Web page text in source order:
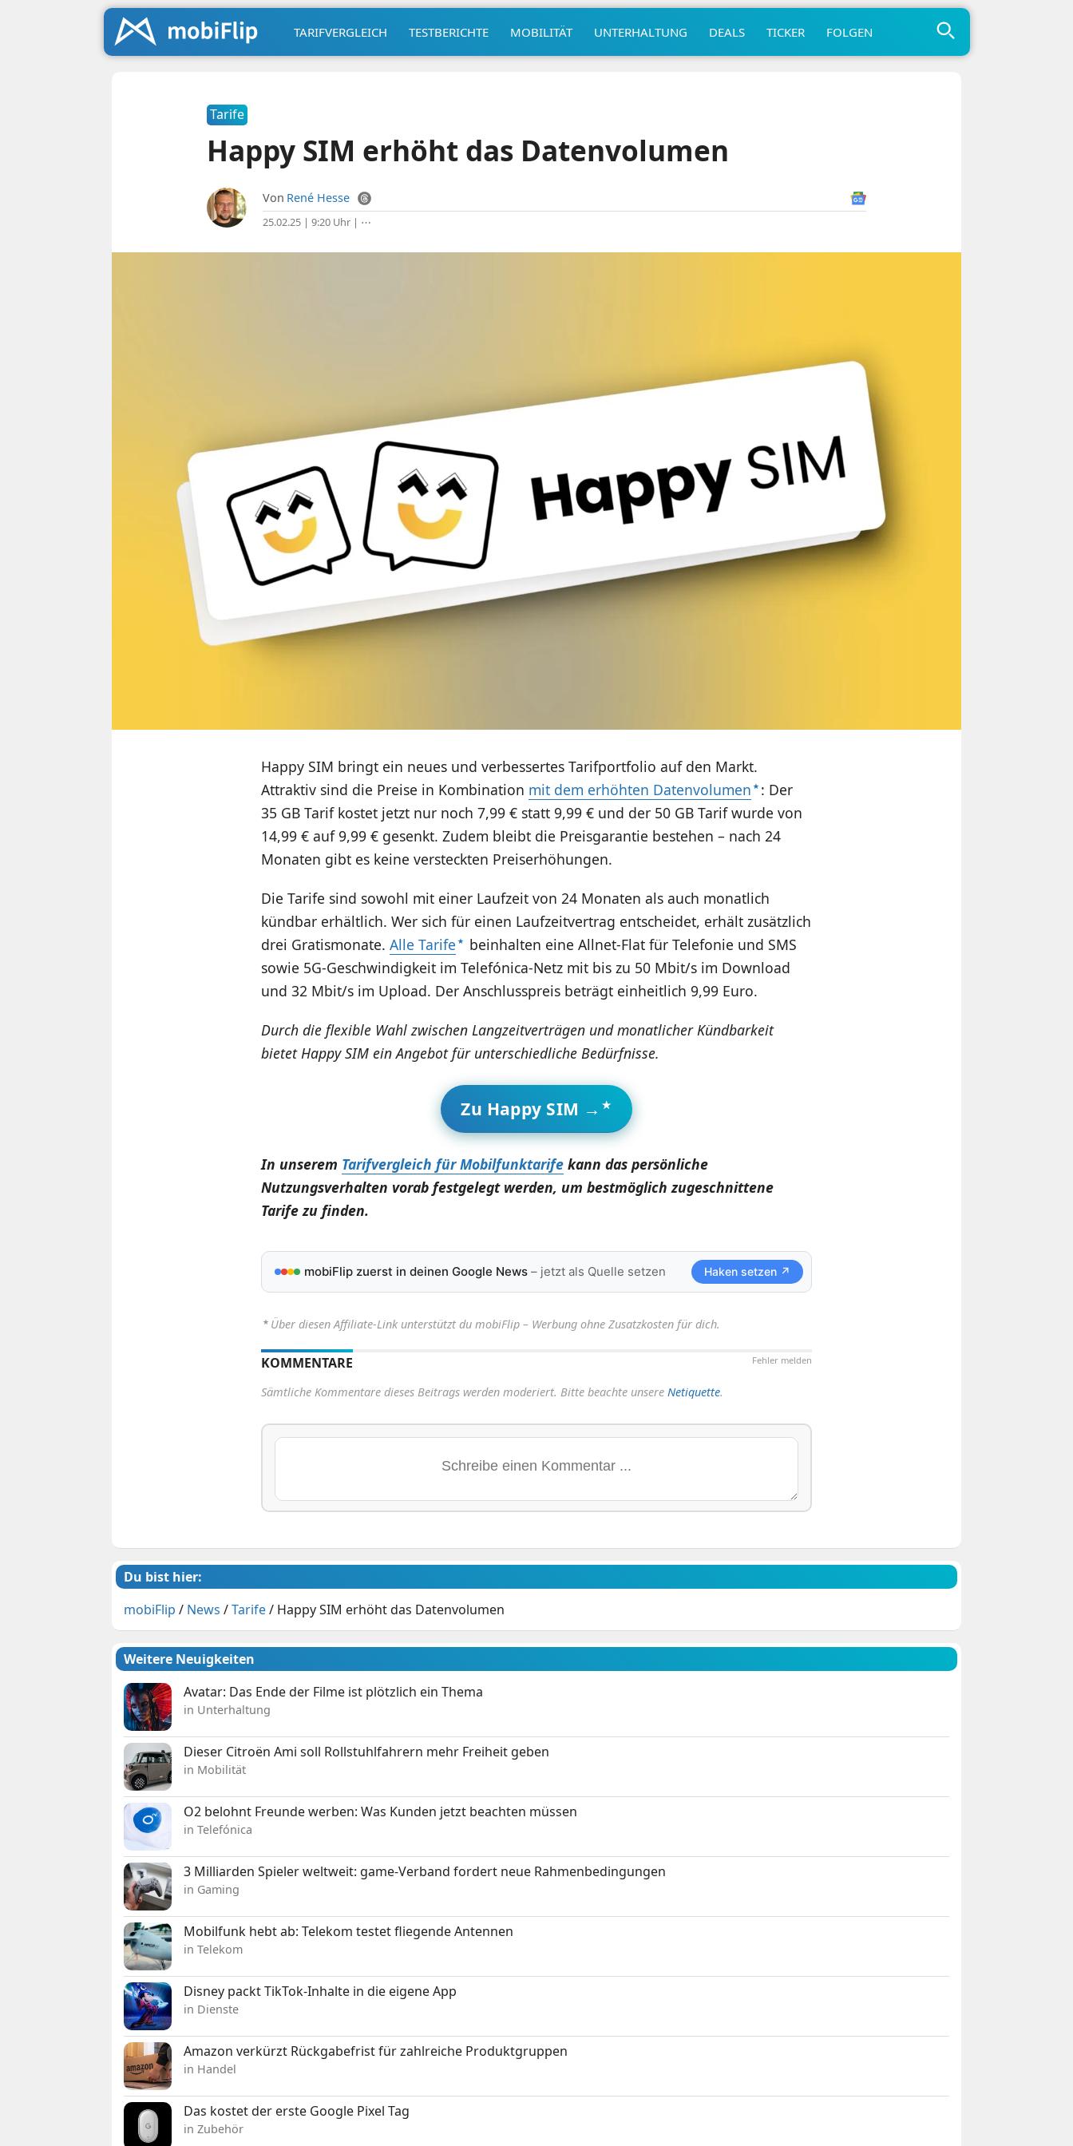
TARIFVERGLEICH TESTBERICHTE MOBILITÄT UNTERHALTUNG DEALS TICKER FOLGEN
Tarife
Happy SIM erhöht das Datenvolumen
Von René Hesse
25.02.25 | 9:20 Uhr| ⋯
Happy SIM bringt ein neues und verbessertes Tarifportfolio auf den Markt.
Attraktiv sind die Preise in Kombination mit dem erhöhten Datenvolumen : Der
35 GB Tarif kostet jetzt nur noch 7,99 € statt 9,99 € und der 50 GB Tarif wurde von
14,99 € auf 9,99 € gesenkt. Zudem bleibt die Preisgarantie bestehen – nach 24
Monaten gibt es keine versteckten Preiserhöhungen.
Die Tarife sind sowohl mit einer Laufzeit von 24 Monaten als auch monatlich
kündbar erhältlich. Wer sich für einen Laufzeitvertrag entscheidet, erhält zusätzlich
drei Gratismonate. Alle Tarife
beinhalten eine Allnet-Flat für Telefonie und SMS
sowie 5G-Geschwindigkeit im Telefónica-Netz mit bis zu 50 Mbit/s im Download
und 32 Mbit/s im Upload. Der Anschlusspreis beträgt einheitlich 9,99 Euro.
Durch die flexible Wahl zwischen Langzeitverträgen und monatlicher Kündbarkeit
bietet Happy SIM ein Angebot für unterschiedliche Bedürfnisse.
Zu Happy SIM →
In unserem Tarifvergleich für Mobilfunktarifekann das persönliche
Nutzungsverhalten vorab festgelegt werden, um bestmöglich zugeschnittene
Tarife zu finden.
mobiFlip zuerst in deinen Google News– jetzt als Quelle setzen Haken setzen ↗
⋆ Über diesen Affiliate-Link unterstützt du mobiFlip – Werbung ohne Zusatzkosten für dich.
Fehler melden
KOMMENTARE
Sämtliche Kommentare dieses Beitrags werden moderiert. Bitte beachte unsere Netiquette.
Du bist hier:
mobiFlip / News /Tarife/ Happy SIM erhöht das Datenvolumen
Weitere Neuigkeiten
Avatar: Das Ende der Filme ist plötzlich ein Thema
in Unterhaltung
Dieser Citroën Ami soll Rollstuhlfahrern mehr Freiheit geben
in Mobilität
O2 belohnt Freunde werben: Was Kunden jetzt beachten müssen
in Telefónica
3 Milliarden Spieler weltweit: game-Verband fordert neue Rahmenbedingungen
in Gaming
Mobilfunk hebt ab: Telekom testet fliegende Antennen
in Telekom
Disney packt TikTok-Inhalte in die eigene App
in Dienste
Amazon verkürzt Rückgabefrist für zahlreiche Produktgruppen
in Handel
Das kostet der erste Google Pixel Tag
in Zubehör